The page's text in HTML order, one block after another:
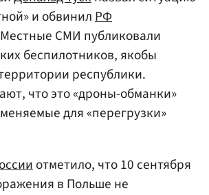
и обвинилРФ
СМИ публиковали
беспилотников, якобы
республики.
что это «дроны-обманки»
для «перегрузки»
отметило, что 10 сентября
в Польше не